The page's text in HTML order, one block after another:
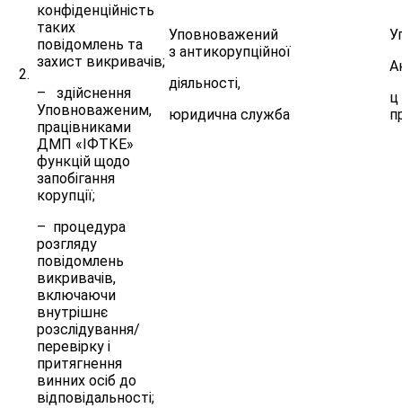
2.
конфіденційність
таких
повідомлень та
захист викривачів;
– здійснення
Уповноваженим,
працівниками
ДМП «ІФТКЕ»
функцій щодо
запобігання
корупції;
– процедура
розгляду
повідомлень
викривачів,
включаючи
внутрішнє
розслідування/
перевірку і
притягнення
винних осіб до
відповідальності;
Уповноважений
з антикорупційної
діяльності,
юридична служба
ц